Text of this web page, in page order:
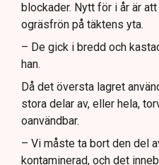
blockader. Nytt för i år är
ogräsfrön på täktens yta.
– De gick i bredd och
han.
Då det översta lagret
stora delar av, eller hela,
oanvändbar.
– Vi måste ta bort den del
kontaminerad, och det